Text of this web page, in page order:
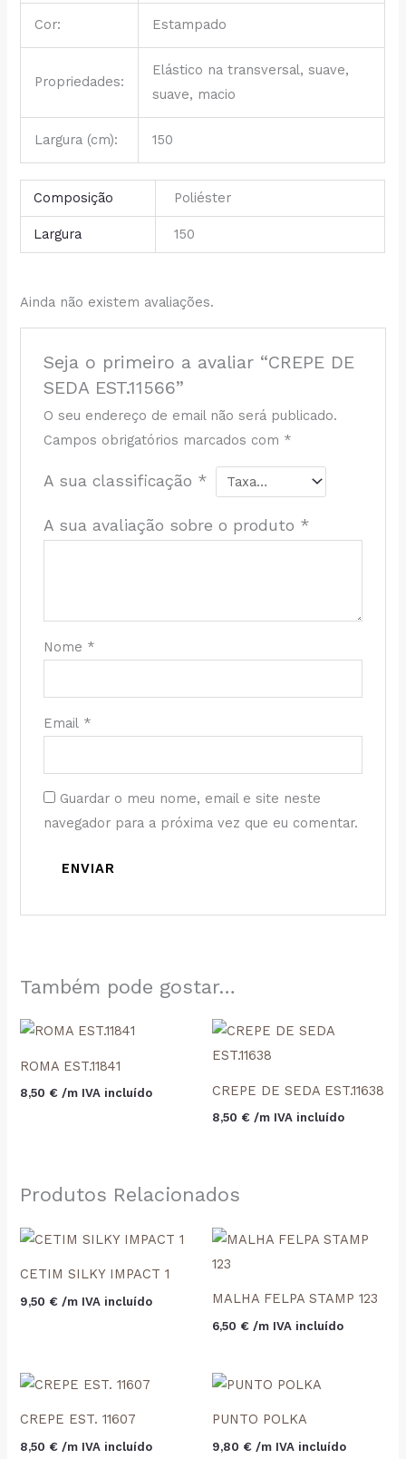
Cor: Estampado
Propriedades:
Elástico na transversal, suave,
suave, macio
Largura (cm): 150
Composição Poliéster
Largura 150
Ainda não existem avaliações.
Seja o primeiro a avaliar “CREPE DE
SEDA EST.11566”
O seu endereço de email não será publicado.
Campos obrigatórios marcados com *
A sua classificação *
A sua avaliação sobre o produto *
Nome *
Email *
Guardar o meu nome, email e site neste
navegador para a próxima vez que eu comentar.
Também pode gostar…
ROMA EST.11841
8,50 € /m IVA incluído CREPE DE SEDA EST.11638
8,50 € /m IVA incluído
Produtos Relacionados
CETIM SILKY IMPACT 1
9,50 € /m IVA incluído MALHA FELPA STAMP 123
6,50 € /m IVA incluído
CREPE EST. 11607
8,50 € /m IVA incluído
PUNTO POLKA
9,80 € /m IVA incluído